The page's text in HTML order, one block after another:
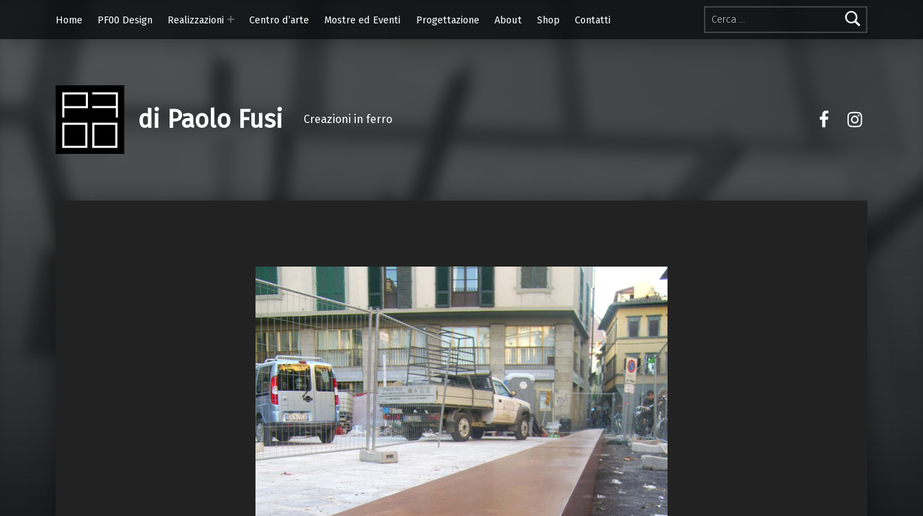
Ricerca per:
Home
PF00 Design Realizzazioni Centro d’arte Mostre ed Eventi Progettazione About Shop Contatti
di Paolo Fusi Creazioni in ferro
Facebook